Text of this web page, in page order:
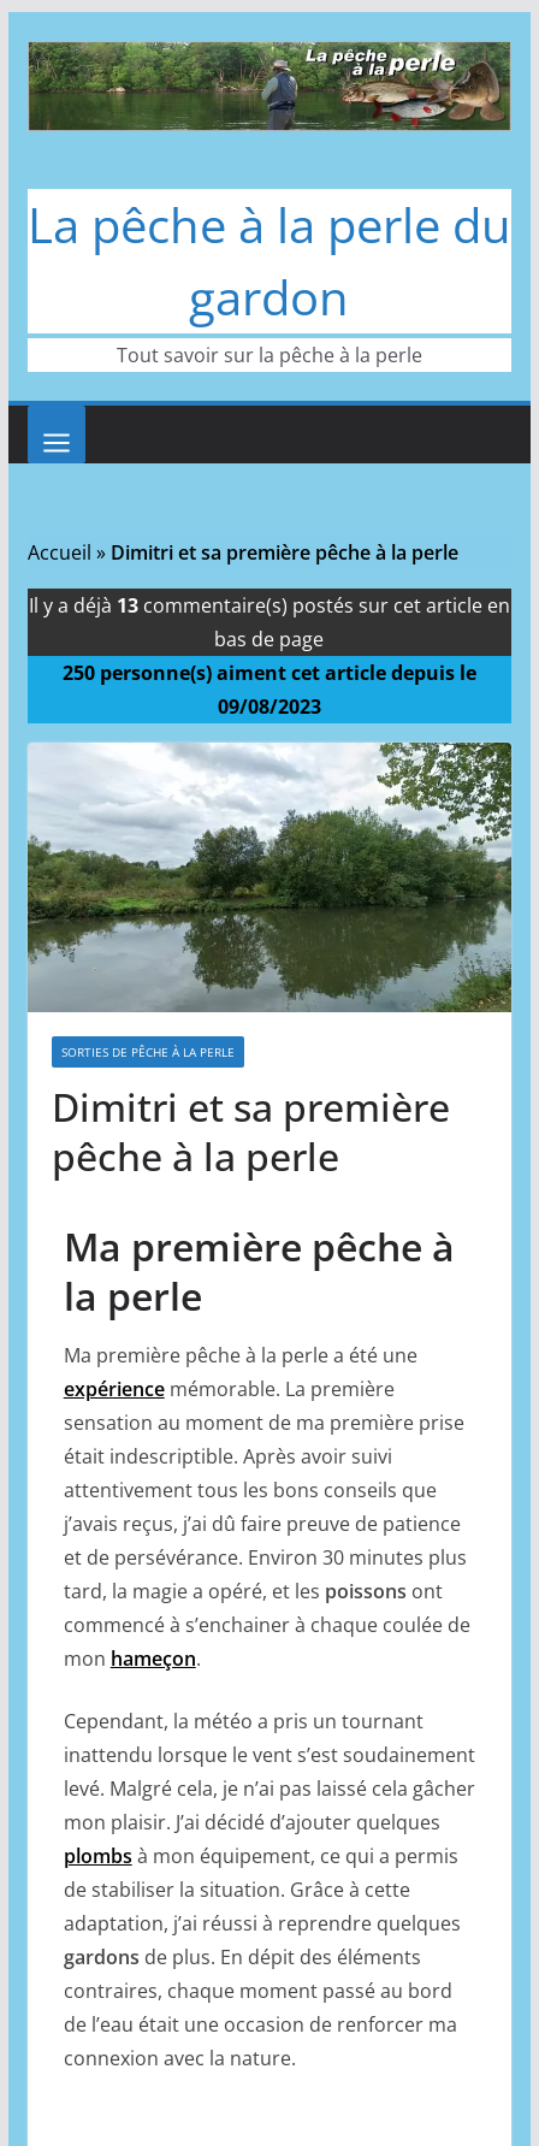
au
contenu
La pêche à la perle du
gardon
Tout savoir sur la pêche à la perle
Accueil » Dimitri et sa première pêche à la perle
Il y a déjà 13 commentaire(s) postés sur cet article en
bas de page
250personne(s) aiment cet article depuis le
09/08/2023
SORTIES DE PÊCHE À LA PERLE
Dimitri et sa première
pêche à la perle
Ma première pêche à
la perle
Ma première pêche à la perle a été une
expériencemémorable. La première
sensation au moment de ma première prise
était indescriptible. Après avoir suivi
attentivement tous les bons conseils que
j’avais reçus, j’ai dû faire preuve de patience
et de persévérance. Environ 30 minutes plus
tard, la magie a opéré, et les poissons ont
commencé à s’enchainer à chaque coulée de
mon hameçon.
Cependant, la météo a pris un tournant
inattendu lorsque le vent s’est soudainement
levé. Malgré cela, je n’ai pas laissé cela gâcher
mon plaisir. J’ai décidé d’ajouter quelques
plombs à mon équipement, ce qui a permis
de stabiliser la situation. Grâce à cette
adaptation, j’ai réussi à reprendre quelques
gardons de plus. En dépit des éléments
contraires, chaque moment passé au bord
de l’eau était une occasion de renforcer ma
connexion avec la nature.